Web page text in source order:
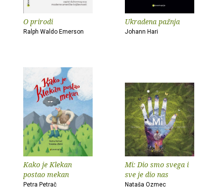
O prirodi
Ralph Waldo Emerson
Ukradena pažnja
Johann Hari
Kako je Klekan
postao mekan
Petra Petrač
Mi: Dio smo svega i
sve je dio nas
Nataša Ozmec